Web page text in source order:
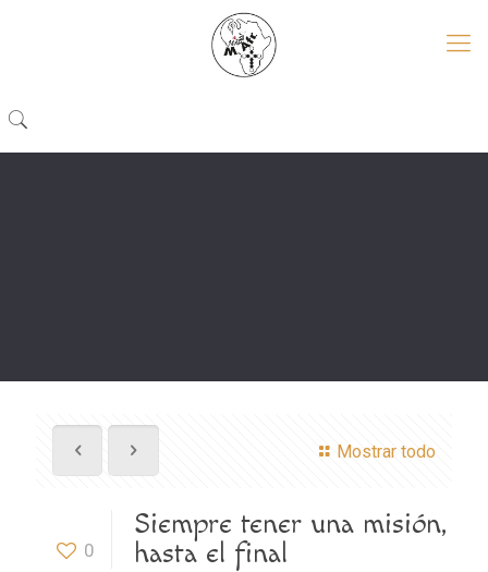
Mostrar todo
0
Siempre tener una misión,
hasta el final